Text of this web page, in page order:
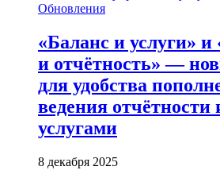
Обновления
«Баланс и услуги»
и отчётность» —
для удобства
ведения отчётности
услугами
8 декабря 2025